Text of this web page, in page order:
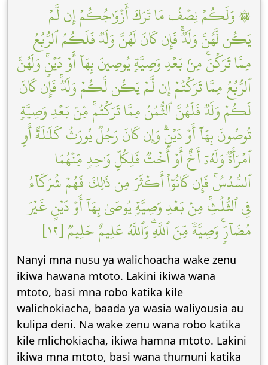
۞ وَلَكُمۡ نِصۡفُ مَا تَرَكَ أَزۡوَٰجُكُمۡ إِن لَّمۡ
يَكُن لَّهُنَّ وَلَدٞۚ فَإِن كَانَ لَهُنَّ وَلَدٞ فَلَكُمُ ٱلرُّبُعُ
مِمَّا تَرَكۡنَۚ مِنۢ بَعۡدِ وَصِيَّةٖ يُوصِينَ بِهَآ أَوۡ دَيۡنٖۚ وَلَهُنَّ
ٱلرُّبُعُ مِمَّا تَرَكۡتُمۡ إِن لَّمۡ يَكُن لَّكُمۡ وَلَدٞۚ فَإِن كَانَ
لَكُمۡ وَلَدٞ فَلَهُنَّ ٱلثُّمُنُ مِمَّا تَرَكۡتُمۚ مِّنۢ بَعۡدِ وَصِيَّةٖ
تُوصُونَ بِهَآ أَوۡ دَيۡنٖۗ وَإِن كَانَ رَجُلٞ يُورَثُ كَلَٰلَةً أَوِ
ٱمۡرَأَةٞ وَلَهُۥٓ أَخٌ أَوۡ أُخۡتٞ فَلِكُلِّ وَٰحِدٖ مِّنۡهُمَا
ٱلسُّدُسُۚ فَإِن كَانُوٓاْ أَكۡثَرَ مِن ذَٰلِكَ فَهُمۡ شُرَكَآءُ
فِي ٱلثُّلُثِۚ مِنۢ بَعۡدِ وَصِيَّةٖ يُوصَىٰ بِهَآ أَوۡ دَيۡنٍ غَيۡرَ
مُضَآرّٖۚ وَصِيَّةٗ مِّنَ ٱللَّهِۗ وَٱللَّهُ عَلِيمٌ حَلِيمٞ [١٢]
Nanyi mna nusu ya walichoacha wake zenu
ikiwa hawana mtoto. Lakini ikiwa wana
mtoto, basi mna robo katika kile
walichokiacha, baada ya wasia waliyousia au
kulipa deni. Na wake zenu wana robo katika
kile mlichokiacha, ikiwa hamna mtoto. Lakini
ikiwa mna mtoto, basi wana thumuni katika